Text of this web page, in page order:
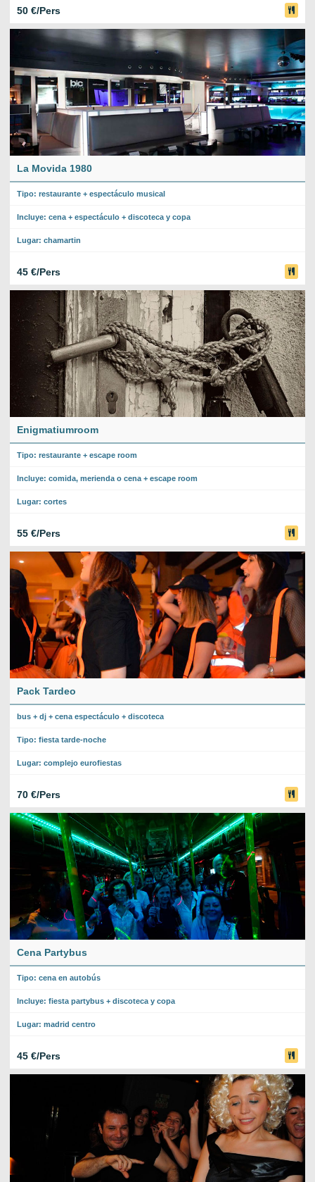
50 €/Pers
La Movida 1980
Tipo: restaurante + espectáculo musical
Incluye: cena + espectáculo + discoteca y copa
Lugar: chamartin
45 €/Pers
Enigmatiumroom
Tipo: restaurante + escape room
Incluye: comida, merienda o cena + escape room
Lugar: cortes
55 €/Pers
Pack Tardeo
bus + dj + cena espectáculo + discoteca
Tipo: fiesta tarde-noche
Lugar: complejo eurofiestas
70 €/Pers
Cena Partybus
Tipo: cena en autobús
Incluye: fiesta partybus + discoteca y copa
Lugar: madrid centro
45 €/Pers